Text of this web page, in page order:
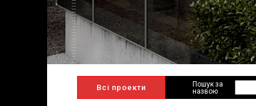
Всі проекти
Пошук за
назвою